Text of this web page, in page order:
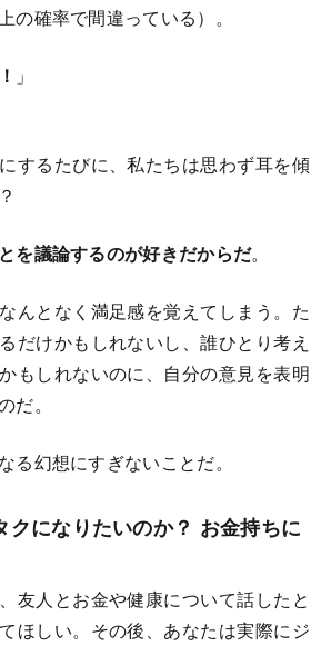
の確率で間違っている）。
」
するたびに、私たちは思わず耳を傾
を議論するのが好きだからだ。
んとなく満足感を覚えてしまう。た
だけかもしれないし、誰ひとり考え
もしれないのに、自分の意見を表明
だ。
幻想にすぎないことだ。
クになりたいのか？ お金持ちに
友人とお金や健康について話したと
ほしい。その後、あなたは実際にジ